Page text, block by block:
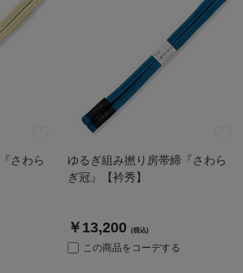
さわら
ゆるぎ組み撚り房帯締『さわら
ぎ冠』【衿秀】
￥13,200 (税込)
この商品をコーデする